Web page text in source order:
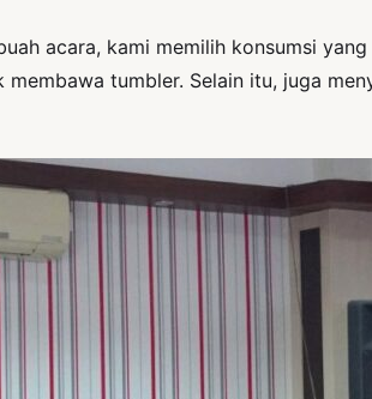
acara, kami memilih konsumsi
tumbler. Selain itu, juga